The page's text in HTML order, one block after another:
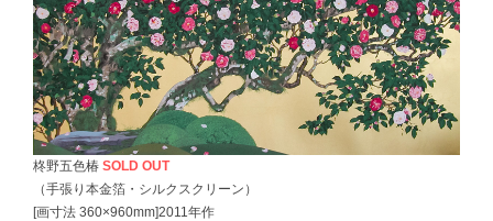
柊野五色椿 SOLD OUT
（手張り本金箔・シルクスクリーン）
[画寸法 360×960mm]2011年作